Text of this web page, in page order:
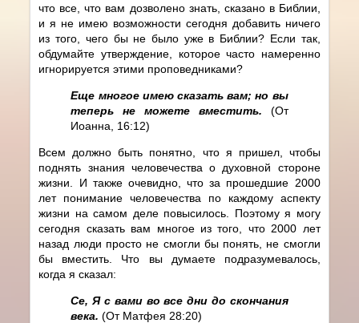
что все, что вам дозволено знать, сказано в Библии,
и я не имею возможности сегодня добавить ничего
из того, чего бы не было уже в Библии? Если так,
обдумайте утверждение, которое часто намеренно
игнорируется этими проповедниками?
Еще многое имею сказать вам; но вы
теперь не можете вместить. (От
Иоанна, 16:12)
Всем должно быть понятно, что я пришел, чтобы
поднять знания человечества о духовной стороне
жизни. И также очевидно, что за прошедшие 2000
лет понимание человечества по каждому аспекту
жизни на самом деле повысилось. Поэтому я могу
сегодня сказать вам многое из того, что 2000 лет
назад люди просто не смогли бы понять, не смогли
бы вместить. Что вы думаете подразумевалось,
когда я сказал:
Се, Я с вами во все дни до скончания
века.(От Матфея 28:20)